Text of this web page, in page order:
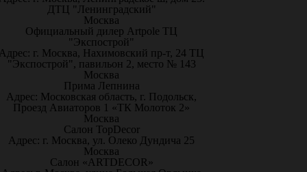
ДТЦ "Ленинградский"
Москва
Официальный дилер Artpole ТЦ
"Экспострой"
г. Москва, Нахимовский пр-т, 24 ТЦ
"Экспострой", павильон 2, место № 143
Москва
Прима Лепнина
Адрес: Московская область, г. Подольск,
Проезд Авиаторов 1 «ТК Молоток 2»
Москва
Салон TopDecor
Адрес: г. Москва, ул. Олеко Дундича 25
Москва
Салон «ARTDECOR»